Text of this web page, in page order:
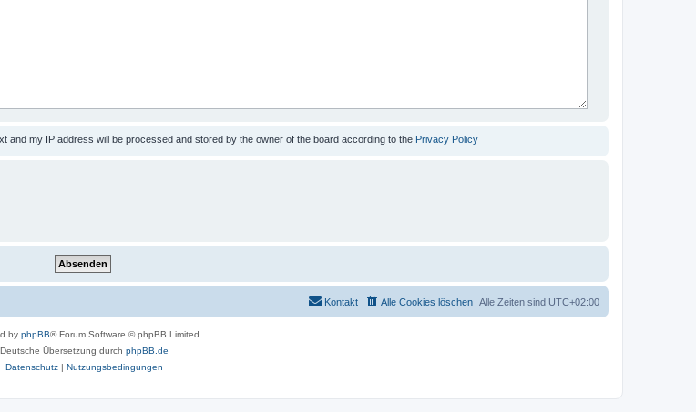
and my IP address will be processed and stored by the owner of the board according to the Privacy Policy
Alle Zeiten sind UTC+02:00
Alle Cookies löschen
Kontakt
by phpBB® Forum Software © phpBB Limited
Deutsche Übersetzung durch phpBB.de
Datenschutz| Nutzungsbedingungen